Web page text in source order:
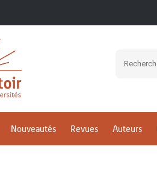
Nouveautés Revues Auteurs